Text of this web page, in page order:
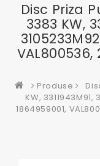
Disc Priza
3383 KW,
VAL800536,
Produse
KW, 3311943M91,
1864959001,